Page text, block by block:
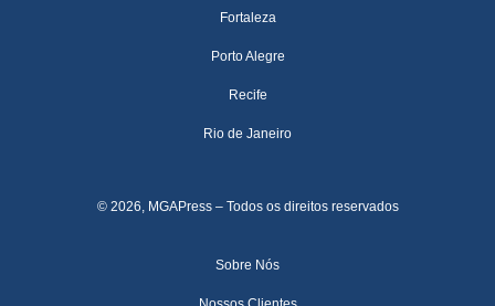
Fortaleza
Porto Alegre
Recife
Rio de Janeiro
© 2026, MGAPress – Todos os direitos reservados
Sobre Nós
Nossos Clientes